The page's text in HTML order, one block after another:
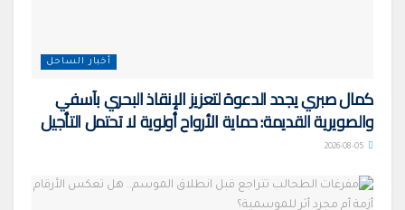
أخبار الساحل
كمال صبري يجدد الدعوة لتعزيز الإنقاذ البحري بآسفي
والصويرية القديمة: حماية الأرواح أولوية لا تحتمل التأجيل